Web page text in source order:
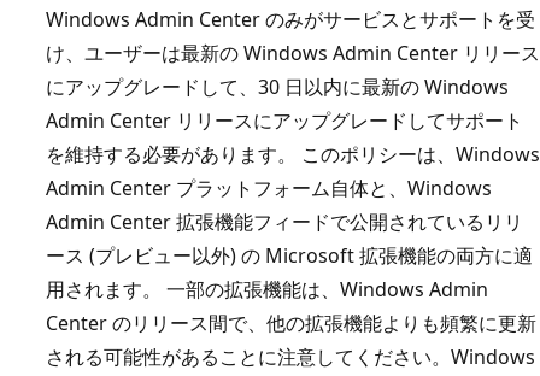
Windows Admin Center のみがサービスとサポートを受
け、ユーザーは最新の Windows Admin Center リリース
にアップグレードして、30 日以内に最新の Windows
Admin Center リリースにアップグレードしてサポート
を維持する必要があります。 このポリシーは、Windows
Admin Center プラットフォーム自体と、Windows
Admin Center 拡張機能フィードで公開されているリリ
ース (プレビュー以外) の Microsoft 拡張機能の両方に適
用されます。 一部の拡張機能は、Windows Admin
Center のリリース間で、他の拡張機能よりも頻繁に更新
される可能性があることに注意してください。Windows